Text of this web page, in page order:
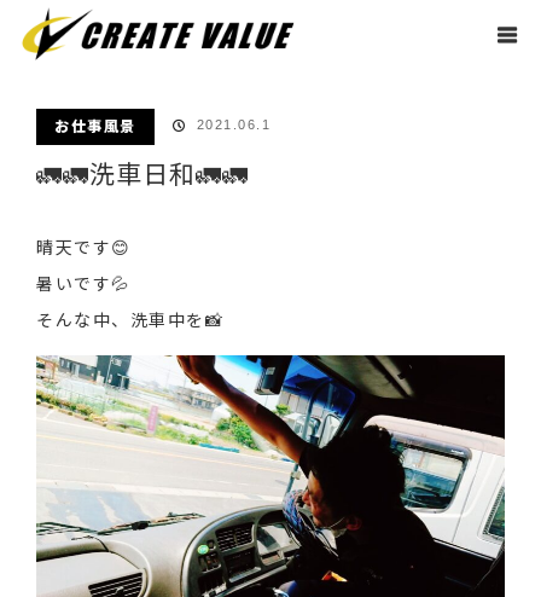
ホーム
ブログ
お仕事風景 🚛🚛洗車日和🚛🚛
お仕事風景 2021.06.1
🚛🚛洗車日和🚛🚛
晴天です😊
暑いです💦
そんな中、洗車中を📸